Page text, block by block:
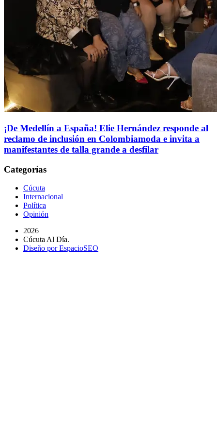
¡De Medellín a España! Elie Hernández responde al
reclamo de inclusión en Colombiamoda e invita a
manifestantes de talla grande a desfilar
Categorías
Cúcuta
Internacional
Política
Opinión
2026
Cúcuta Al Día.
Diseño por EspacioSEO